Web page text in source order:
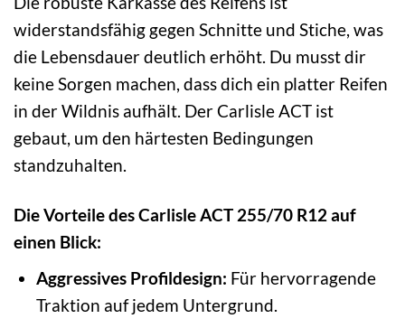
widerstandsfähig gegen Schnitte und Stiche, was
die Lebensdauer deutlich erhöht. Du musst dir
keine Sorgen machen, dass dich ein platter Reifen
in der Wildnis aufhält. Der Carlisle ACT ist
gebaut, um den härtesten Bedingungen
standzuhalten.
Die Vorteile des Carlisle ACT 255/70 R12 auf
einen Blick:
Aggressives Profildesign: Für hervorragende
Traktion auf jedem Untergrund.